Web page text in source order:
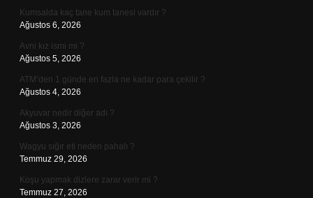
Kumsalda kaç tane kum tanesi vardır ?
Ağustos 6, 2026
Avni kız ismi mi ?
Ağustos 5, 2026
ATM’den 1 günde en fazla ne kadar para çekilir ?
Ağustos 4, 2026
Akyuvar nedir diğer adı ?
Ağustos 3, 2026
Wagyu sığır eti neden pahalı ?
Temmuz 29, 2026
Koşu yapmak dizlere zarar verir mi ?
Temmuz 27, 2026